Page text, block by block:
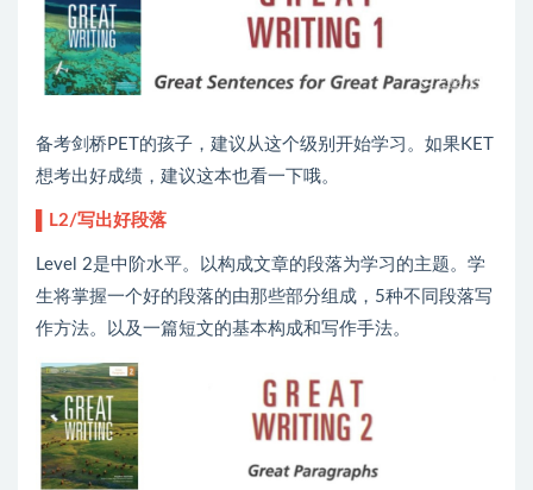
备考剑桥PET的孩子，建议从这个级别开始学习。如果KET
想考出好成绩，建议这本也看一下哦。
▌L2/写出好段落
Level 2是中阶水平。以构成文章的段落为学习的主题。学
生将掌握一个好的段落的由那些部分组成，5种不同段落写
作方法。以及一篇短文的基本构成和写作手法。